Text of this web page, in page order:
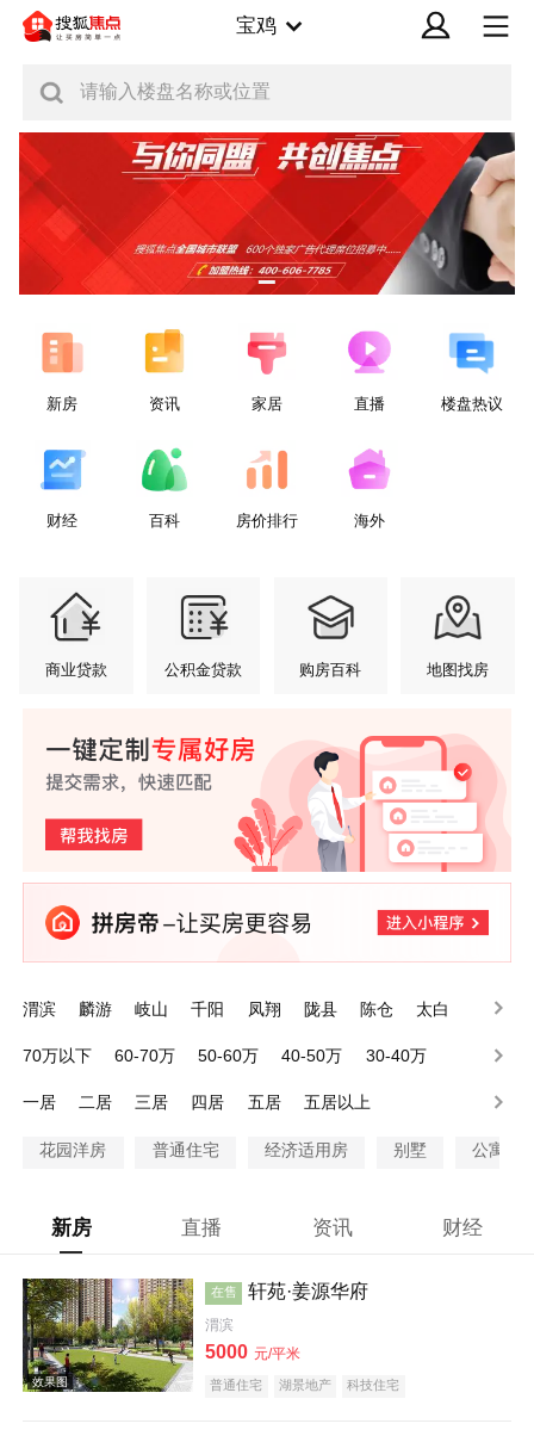
宝鸡
请输入楼盘名称或位置
新房 资讯 家居 直播 楼盘热议
财经 百科 房价排行 海外
商业贷款 公积金贷款 购房百科 地图找房
渭滨 麟游 岐山 千阳 凤翔 陇县 陈仓
太白
70万以下
60-70万 50-60万 40-50万
30-40万
一居
二居 三居 四居 五居 五居以上
花园洋房 普通住宅 经济适用房 别墅 公寓
新房 直播 资讯 财经
在售 轩苑·姜源华府
渭滨
5000 元/平米
普通住宅 湖景地产 科技住宅